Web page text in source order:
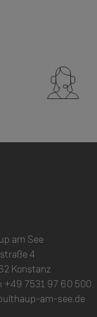
am See
4
Konstanz
+49 7531 97 60 500
am-see.de